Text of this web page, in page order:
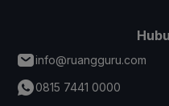
info@ruangguru.com
0815 7441 0000